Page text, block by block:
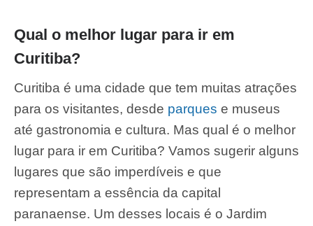
Qual o melhor lugar para ir em
Curitiba?
Curitiba é uma cidade que tem muitas atrações
para os visitantes, desde parques e museus
até gastronomia e cultura. Mas qual é o melhor
lugar para ir em Curitiba? Vamos sugerir alguns
lugares que são imperdíveis e que
representam a essência da capital
paranaense. Um desses locais é o Jardim